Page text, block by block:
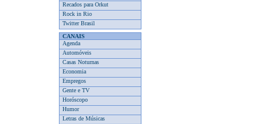
Recados para Orkut
Rock in Rio
Twitter Brasil
CANAIS
Agenda
Automóveis
Casas Noturnas
Economia
Empregos
Gente e TV
Horóscopo
Humor
Letras de Músicas